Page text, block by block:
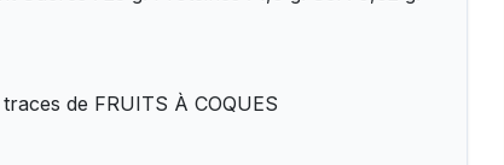
de FRUITS À COQUES